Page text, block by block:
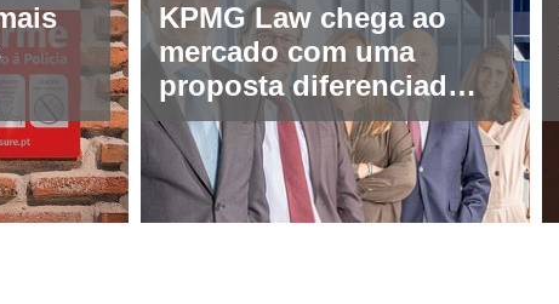
KPMG Law chega ao
mercado com uma
proposta diferenciadora
na advocacia e
assessoria jurídica